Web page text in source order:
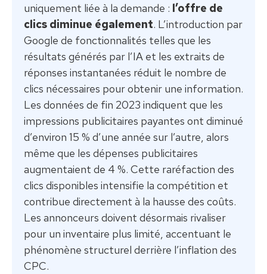
uniquement liée à la demande : l’offre de
clics diminue également. L’introduction par
Google de fonctionnalités telles que les
résultats générés par l’IA et les extraits de
réponses instantanées réduit le nombre de
clics nécessaires pour obtenir une information.
Les données de fin 2023 indiquent que les
impressions publicitaires payantes ont diminué
d’environ 15 % d’une année sur l’autre, alors
même que les dépenses publicitaires
augmentaient de 4 %. Cette raréfaction des
clics disponibles intensifie la compétition et
contribue directement à la hausse des coûts.
Les annonceurs doivent désormais rivaliser
pour un inventaire plus limité, accentuant le
phénomène structurel derrière l’inflation des
CPC.